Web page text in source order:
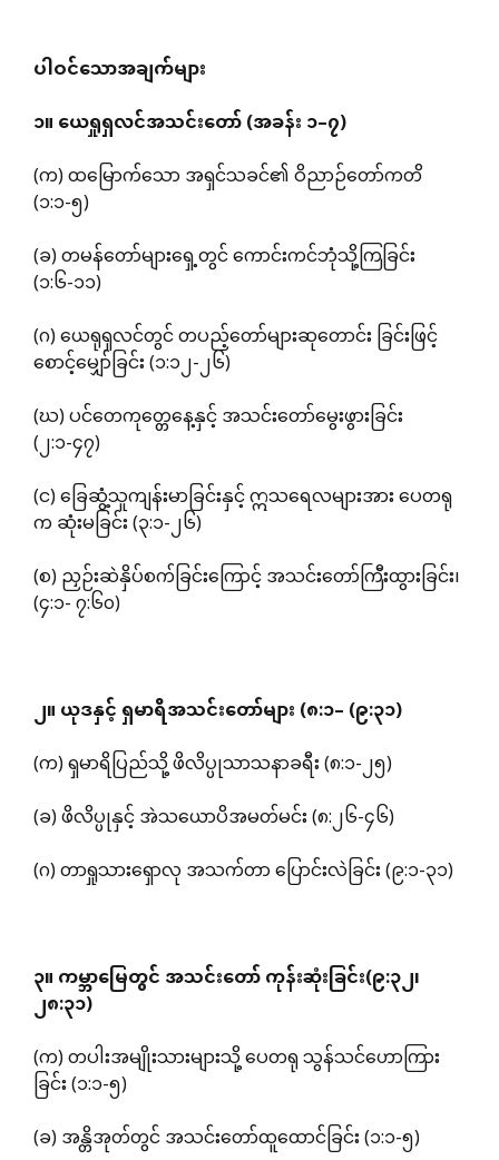
ပါဝင်သောအချက်များ
၁။ယေရှုရှလင်အသင်းတော်(အခန်း၁–၇)
(က) ထမြောက်သော အရှင်သခင်၏ ဝိညာဉ်တော်ကတိ
(၁:၁-၅)
(ခ) တမန်တော်များရှေ့တွင် ကောင်းကင်ဘုံသို့ကြခြင်း
(၁:၆-၁၁)
(ဂ) ယေရုရှလင်တွင် တပည့်တော်များဆုတောင်း ခြင်းဖြင့်
စောင့်မျှော်ခြင်း (၁:၁၂-၂၆)
(ဃ) ပင်တေကုတ္တေနေ့နှင့် အသင်းတော်မွေးဖွားခြင်း
(၂:၁-၄၇)
(င) ခြေဆွံ့သူကျန်းမာခြင်းနှင့် ဣသရေလများအား ပေတရု
က ဆုံးမခြင်း (၃:၁-၂၆)
(စ) ညှဉ်းဆဲနှိပ်စက်ခြင်းကြောင့် အသင်းတော်ကြီးထွားခြင်း၊
(၄:၁- ၇:၆၀)
၂။ယုဒနှင့်ရှမာရိအသင်းတော်များ(၈:၁– (၉:၃၁)
(က) ရှမာရိပြည်သို့ ဖိလိပ္ပုသာသနာခရီး (၈:၁-၂၅)
(ခ) ဖိလိပ္ပုနှင့် အဲသယောပိအမတ်မင်း (၈:၂၆-၄၆)
(ဂ) တာရှုသားရှောလု အသက်တာ ပြောင်းလဲခြင်း (၉:၁-၃၁)
၃။ကမ္ဘာမြေတွင်အသင်းတော်ကုန်းဆုံးခြင်း(၉:၃၂၊
၂၈:၃၁)
(က) တပါးအမျိုးသားများသို့ ပေတရု သွန်သင်ဟောကြား
ခြင်း (၁:၁-၅)
(ခ) အန္တိအုတ်တွင် အသင်းတော်ထူထောင်ခြင်း (၁:၁-၅)